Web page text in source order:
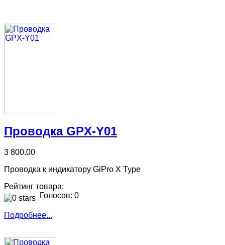
Проводка GPX-Y01
3 800.00
Проводка к индикатору GiPro X Type
Рейтинг товара:
Голосов: 0
Подробнее...